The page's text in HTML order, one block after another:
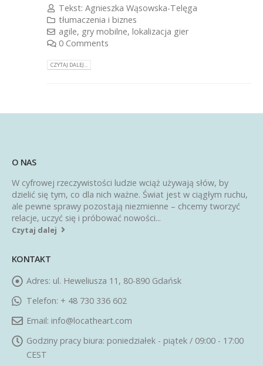
Tekst:Agnieszka Wąsowska-Telęga
tłumaczenia i biznes
agile, gry mobilne,lokalizacja gier
0 Comments
CZYTAJ DALEJ...
O NAS
W cyfrowej rzeczywistości ludzie wciąż używają słów, by
dzielić się tym, co dla nich ważne. Świat jest w ciągłym ruchu,
ale pewne sprawy pozostają niezmienne – chcemy tworzyć
relacje, uczyć się i próbować nowości...
Czytaj dalej
KONTAKT
Adres: ul. Heweliusza 11, 80-890 Gdańsk
Telefon: + 48 730 336 602
Email: info@locatheart.com
Godziny pracy biura: poniedziałek - piątek / 09:00 - 17:00
CEST